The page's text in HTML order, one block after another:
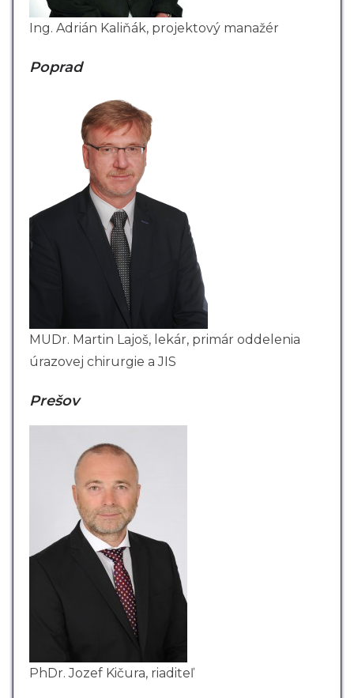
Ing. Adrián Kaliňák, projektový manažér
Poprad
MUDr. Martin Lajoš, lekár, primár oddelenia
úrazovej chirurgie a JIS
Prešov
PhDr. Jozef Kičura, riaditeľ